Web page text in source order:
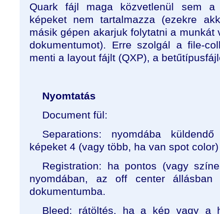
Quark fájl maga közvetlenül sem a
képeket nem tartalmazza (ezekre
másik gépen akarjuk folytatni a munkát
dokumentumot). Erre szolgál a file-
menti a layout fájlt (QXP), a
Nyomtatás
Document fül:
Separations: nyomdába
képeket 4 (vagy több, ha van spot
Registration: ha pontos (vagy
nyomdában, az off center
dokumentumba.
Bleed: rátöltés, ha a kép vagy a